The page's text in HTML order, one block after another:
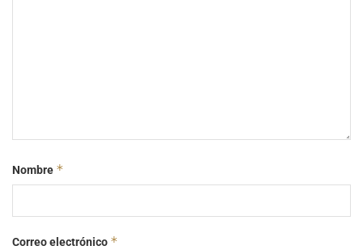
Nombre *
Correo electrónico *